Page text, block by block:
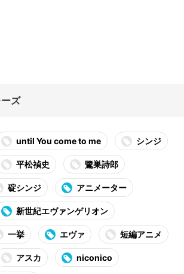
ズ
until You come to me シンジ
平松禎史 鷺巣詩郎
碇シンジ アニメーター
新世紀エヴァンゲリオン
一挙 エヴァ 短編アニメ
アスカ niconico